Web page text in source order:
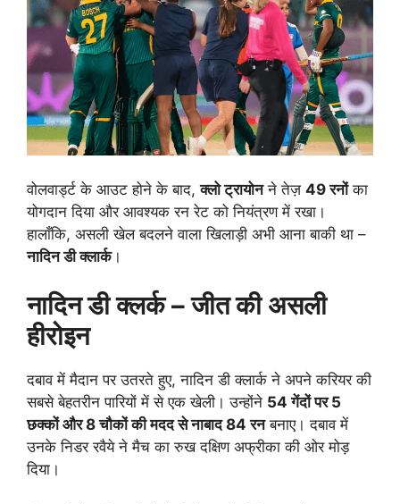
वोलवार्ड्ट के आउट होने के बाद,क्लो ट्रायोनने तेज़ 49 रनोंका
योगदान दिया और आवश्यक रन रेट को नियंत्रण में रखा।
हालाँकि, असली खेल बदलने वाला खिलाड़ी अभी आना बाकी था –
नादिन डी क्लार्क।
नादिन डी क्लर्क – जीत की असली
हीरोइन
दबाव में मैदान पर उतरते हुए, नादिन डी क्लार्क ने अपने करियर की
सबसे बेहतरीन पारियों में से एक खेली। उन्होंने 54 गेंदों पर 5
छक्कों और 8 चौकों की मदद से नाबाद 84 रनबनाए। दबाव में
उनके निडर रवैये ने मैच का रुख दक्षिण अफ्रीका की ओर मोड़
दिया।